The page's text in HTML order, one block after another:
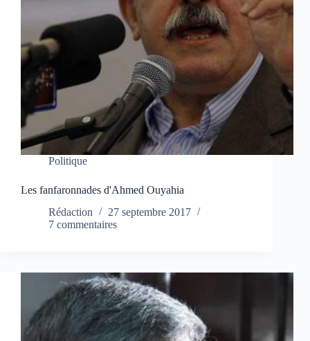
Politique
Les fanfaronnades d'Ahmed Ouyahia
Rédaction
27 septembre 2017
7 commentaires